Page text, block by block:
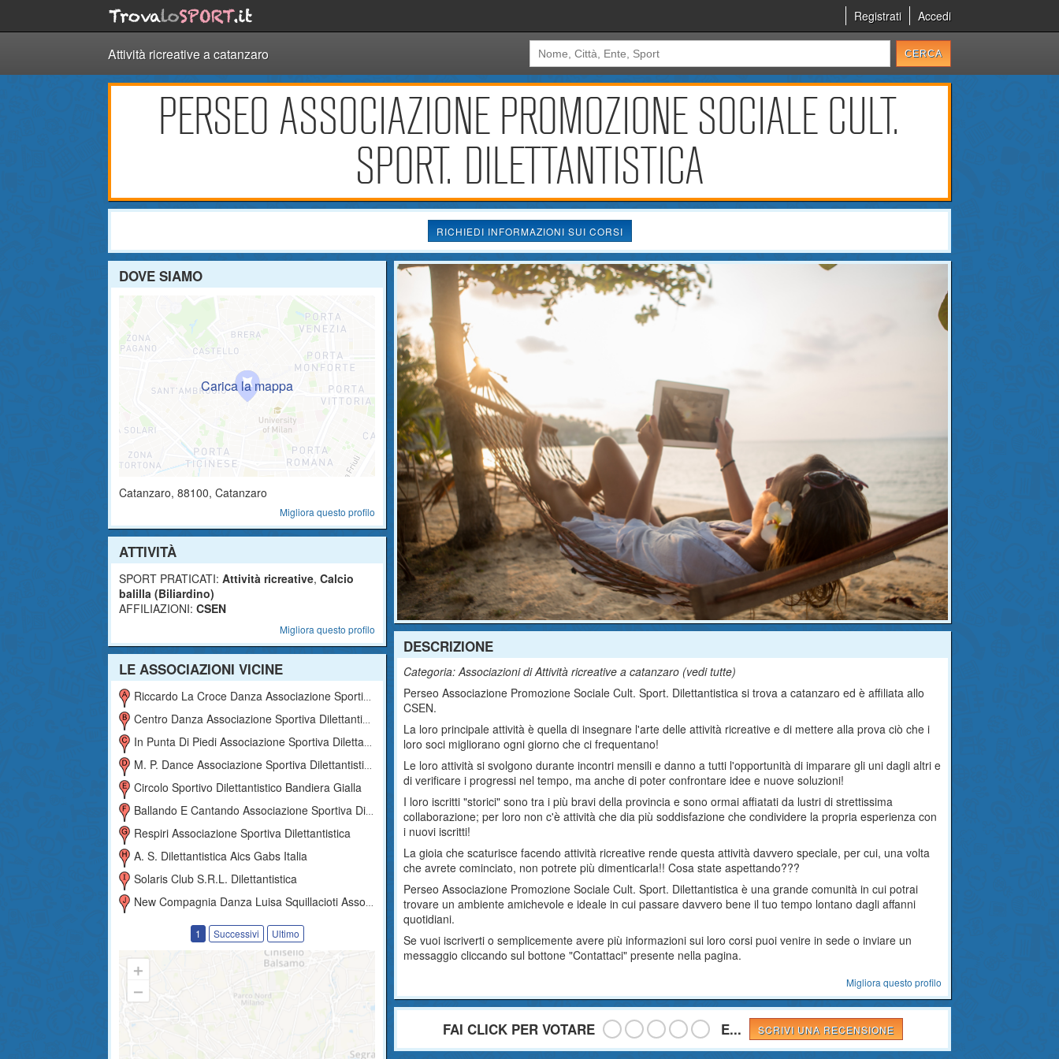
Registrati Accedi
Attività ricreative a catanzaro
PERSEO ASSOCIAZIONE PROMOZIONE SOCIALE CULT.
SPORT. DILETTANTISTICA
RICHIEDI INFORMAZIONI SUI CORSI
DOVE SIAMO
Catanzaro, 88100, Catanzaro
Migliora questo profilo
ATTIVITÀ
SPORT PRATICATI: Attività ricreative, Calcio
balilla (Biliardino)
AFFILIAZIONI: CSEN
Migliora questo profilo
LE ASSOCIAZIONI VICINE
Riccardo La Croce Danza Associazione Sportiva Dilettantistica
Centro Danza Associazione Sportiva Dilettantistica
In Punta Di Piedi Associazione Sportiva Dilettantistica
M. P. Dance Associazione Sportiva Dilettantistica
Circolo Sportivo Dilettantistico Bandiera Gialla
Ballando E Cantando Associazione Sportiva Dilettantistica
Respiri Associazione Sportiva Dilettantistica
A. S. Dilettantistica Aics Gabs Italia
Solaris Club S.r.l. Dilettantistica
New Compagnia Danza Luisa Squillacioti Associazione Sportiva Dilettantistica
1 Successivi Ultimo
DESCRIZIONE
Categoria: Associazioni di Attività ricreative a catanzaro (vedi tutte)
Perseo Associazione Promozione Sociale Cult. Sport. Dilettantistica si trova a catanzaro ed è affiliata allo
CSEN.
La loro principale attività è quella di insegnare l'arte delle attività ricreative e di mettere alla prova ciò che i
loro soci migliorano ogni giorno che ci frequentano!
Le loro attività si svolgono durante incontri mensili e danno a tutti l'opportunità di imparare gli uni dagli altri e
di verificare i progressi nel tempo, ma anche di poter confrontare idee e nuove soluzioni!
I loro iscritti "storici" sono tra i più bravi della provincia e sono ormai affiatati da lustri di strettissima
collaborazione; per loro non c'è attività che dia più soddisfazione che condividere la propria esperienza con
i nuovi iscritti!
La gioia che scaturisce facendo attività ricreative rende questa attività davvero speciale, per cui, una volta
che avrete cominciato, non potrete più dimenticarla!! Cosa state aspettando???
Perseo Associazione Promozione Sociale Cult. Sport. Dilettantistica è una grande comunità in cui potrai
trovare un ambiente amichevole e ideale in cui passare davvero bene il tuo tempo lontano dagli affanni
quotidiani.
Se vuoi iscriverti o semplicemente avere più informazioni sui loro corsi puoi venire in sede o inviare un
messaggio cliccando sul bottone "Contattaci" presente nella pagina.
Migliora questo profilo
FAI CLICK PER VOTARE E... SCRIVI UNA RECENSIONE